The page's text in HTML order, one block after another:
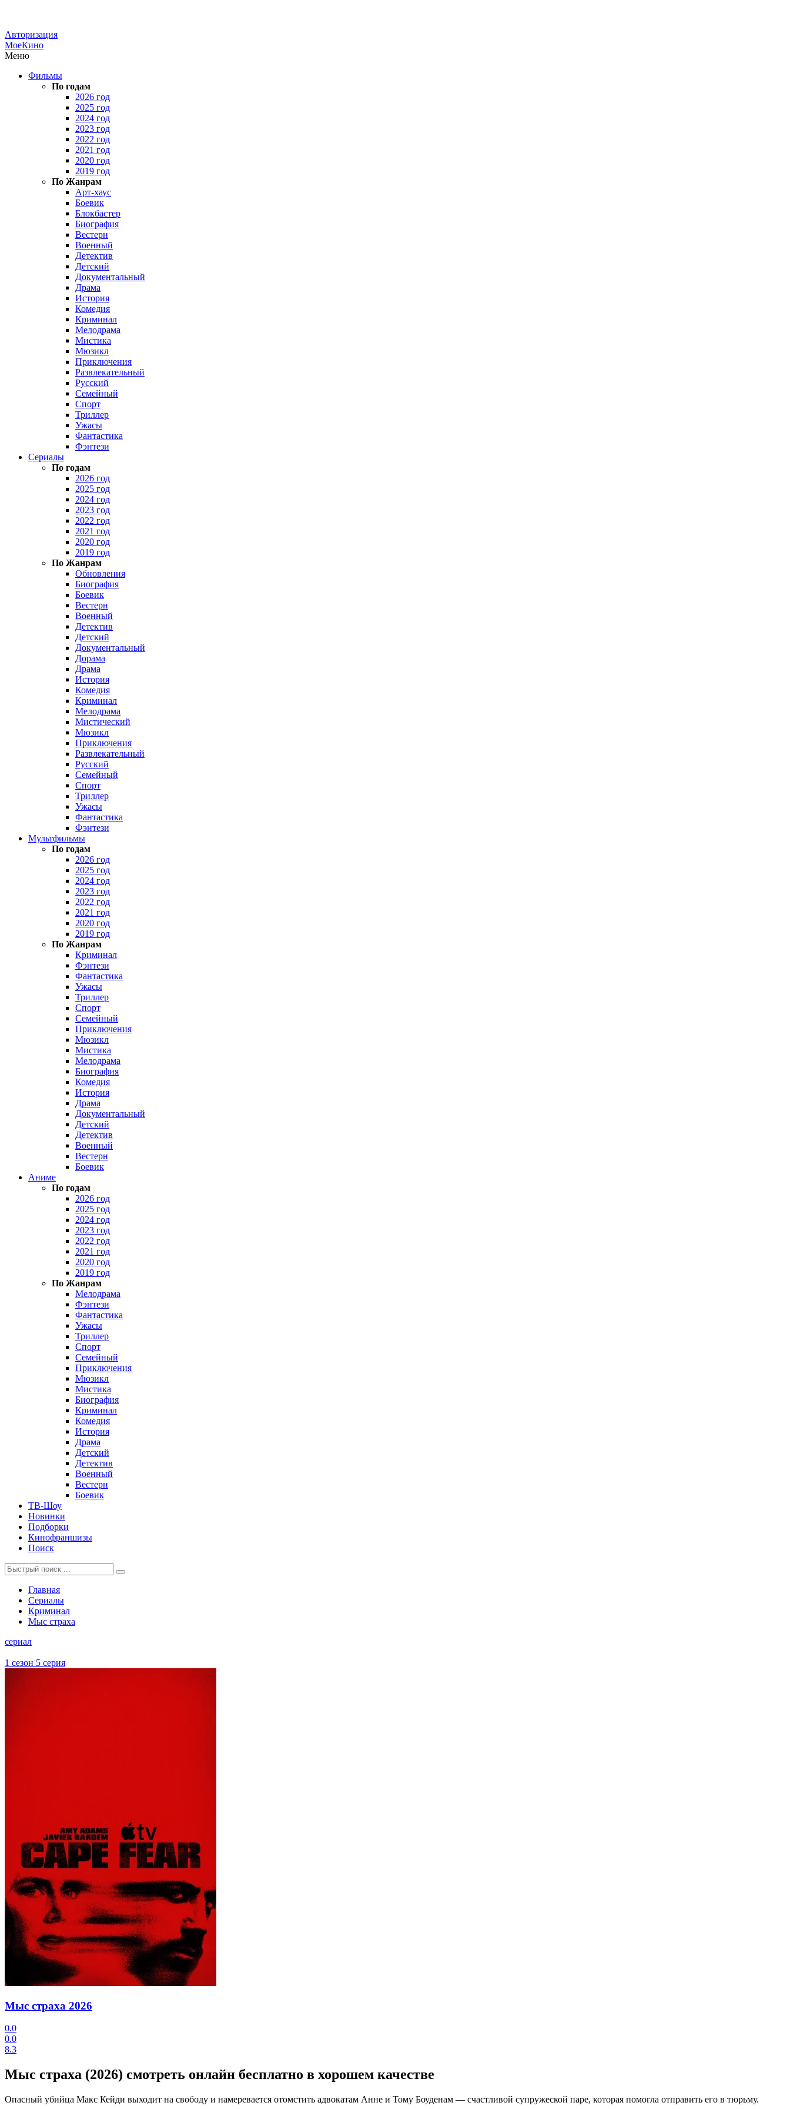
Авторизация
МоеКино
Меню
Фильмы
По годам
2026 год
2025 год
2024 год
2023 год
2022 год
2021 год
2020 год
2019 год
По Жанрам
Арт-хаус
Боевик
Блокбастер
Биография
Вестерн
Военный
Детектив
Детский
Документальный
Драма
История
Комедия
Криминал
Мелодрама
Мистика
Мюзикл
Приключения
Развлекательный
Русский
Семейный
Спорт
Триллер
Ужасы
Фантастика
Фэнтези
Сериалы
По годам
2026 год
2025 год
2024 год
2023 год
2022 год
2021 год
2020 год
2019 год
По Жанрам
Обновления
Биография
Боевик
Вестерн
Военный
Детектив
Детский
Документальный
Дорама
Драма
История
Комедия
Криминал
Мелодрама
Мистический
Мюзикл
Приключения
Развлекательный
Русский
Семейный
Спорт
Триллер
Ужасы
Фантастика
Фэнтези
Мультфильмы
По годам
2026 год
2025 год
2024 год
2023 год
2022 год
2021 год
2020 год
2019 год
По Жанрам
Криминал
Фэнтези
Фантастика
Ужасы
Триллер
Спорт
Семейный
Приключения
Мюзикл
Мистика
Мелодрама
Биография
Комедия
История
Драма
Документальный
Детский
Детектив
Военный
Вестерн
Боевик
Аниме
По годам
2026 год
2025 год
2024 год
2023 год
2022 год
2021 год
2020 год
2019 год
По Жанрам
Мелодрама
Фэнтези
Фантастика
Ужасы
Триллер
Спорт
Семейный
Приключения
Мюзикл
Мистика
Биография
Криминал
Комедия
История
Драма
Детский
Детектив
Военный
Вестерн
Боевик
ТВ-Шоу
Новинки
Подборки
Кинофраншизы
Поиск
Главная
Сериалы
Криминал
Мыс страха
сериал
1 сезон 5 серия
Мыс страха 2026
0.0
0.0
8.3
Мыс страха (2026) смотреть онлайн бесплатно в хорошем качестве
Опасный убийца Макс Кейди выходит на свободу и намеревается отомстить адвокатам Анне и Тому Боуденам — счастливой супружеской паре, которая помогла отправить его в тюрьму.